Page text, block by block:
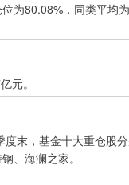
80.08%，同类平均
元。
，基金十大重仓股
、海澜之家。